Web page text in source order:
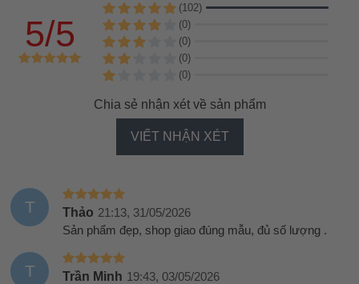
5/5
(102)
(0)
(0)
(0)
(0)
Chia sẻ nhận xét về sản phẩm
VIẾT NHẬN XÉT
T Thảo 21:13, 31/05/2026
Sản phẩm đẹp, shop giao đúng mẫu, đủ số lượng .
T Trần Minh 19:43, 03/05/2026